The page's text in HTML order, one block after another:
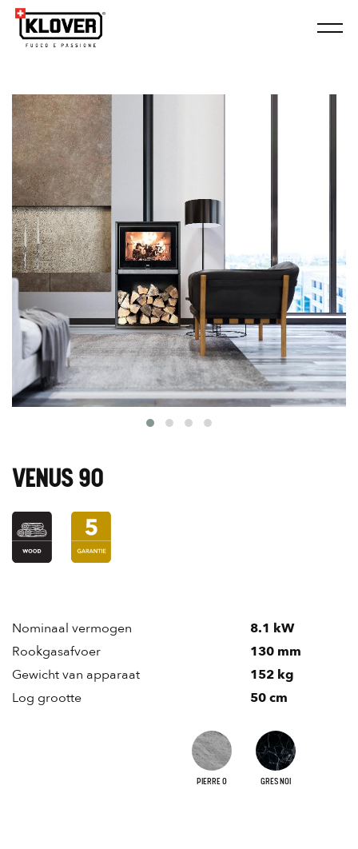
VENUS 90
Nominaal vermogen
8.1 kW
Rookgasafvoer
130 mm
Gewicht van apparaat
152 kg
Log grootte
50 cm
PIERRE O GRES NOI